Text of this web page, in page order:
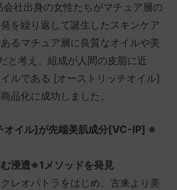
会社出身の女性たちがマチュア層の
を繰り返して誕生したスキンケア
るマチュア層に良質なオイルや美
と考え、組成が人間の皮脂に近
ルである [オーストリッチオイル]
品化に成功しました。
オイル]が先端美肌成分[VC-IP] ※
浸透※1メソッドを発見
レオパトラをはじめ、古来より美